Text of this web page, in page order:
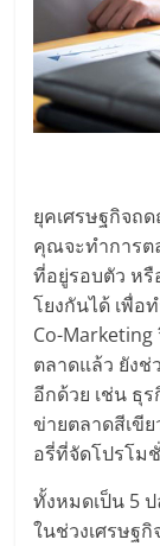
รวม
ข้อมูล
ธุรกิจ
SME
รวม
ธุรกิจ
มอี
ไทย,
SMEs,
แฟ
รน
ไชส์,
ยุคเศรษฐกิจถ
คุณจะทำการต
ที่อยู่รอบตัว หรื
โยงกันได้ เพื่อ
Co-
ตลาดแล้ว ยัง
อีกด้วย เช่น ธุ
ข่ายตลาดสีเขี
อรี่ที่จัดโปรโม
ทั้งหมดเป็น 5
ในช่วงเศรษฐ